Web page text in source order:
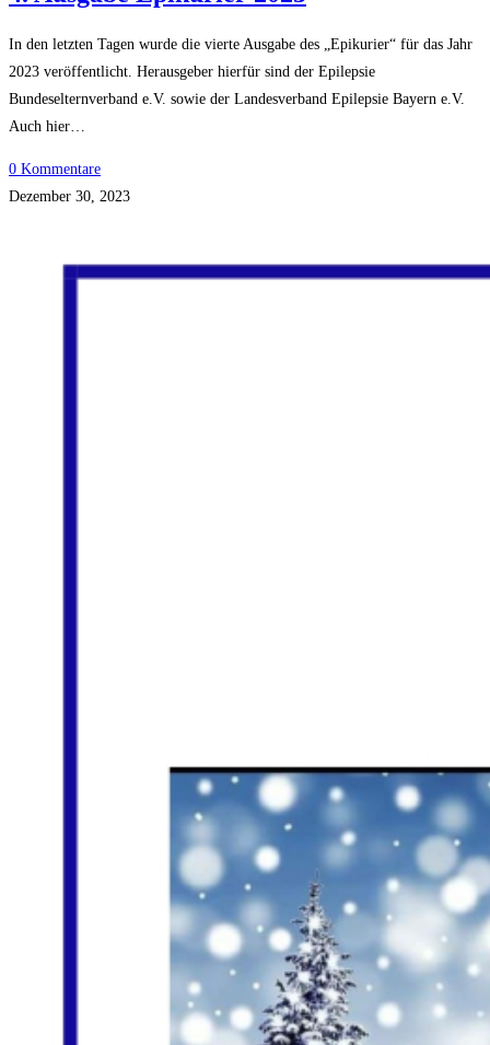
In den letzten Tagen wurde die vierte Ausgabe des „Epikurier“ für das Jahr
2023 veröffentlicht. Herausgeber hierfür sind der Epilepsie
Bundeselternverband e.V. sowie der Landesverband Epilepsie Bayern e.V.
Auch hier…
0 Kommentare
Dezember 30, 2023